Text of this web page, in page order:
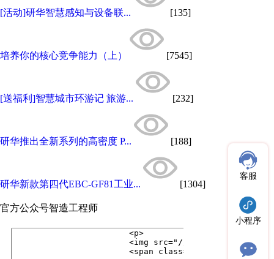
[活动]研华智慧感知与设备联... [135]
培养你的核心竞争能力（上） [7545]
[送福利]智慧城市环游记 旅游... [232]
研华推出全新系列的高密度 P... [188]
研华新款第四代EBC-GF81工业... [1304]
官方公众号智造工程师
客服
小程序